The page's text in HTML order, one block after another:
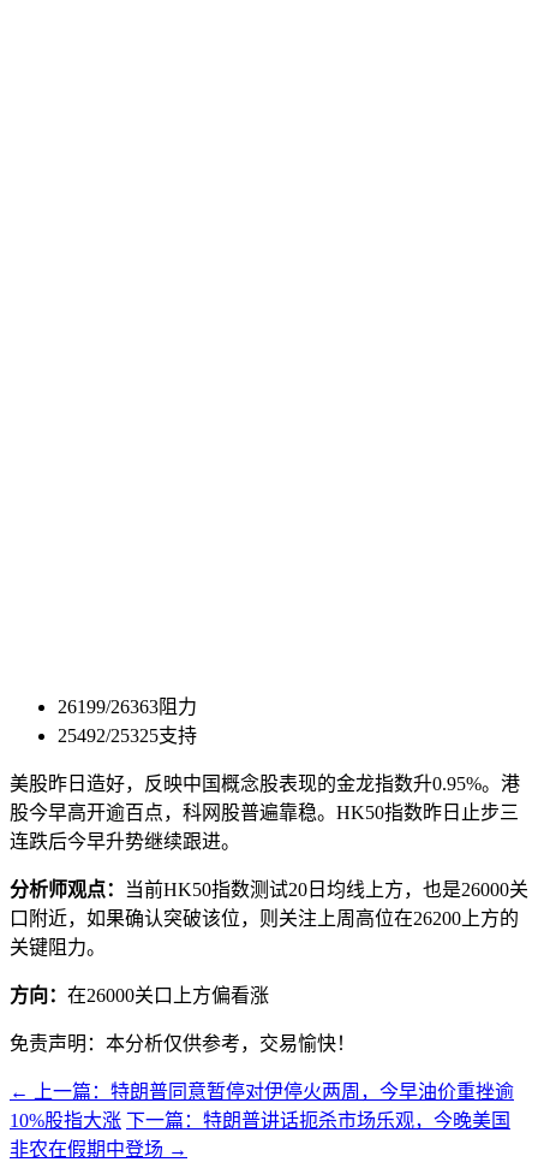
26199/26363阻力
25492/25325支持
美股昨日造好，反映中国概念股表现的金龙指数升0.95%。港
股今早高开逾百点，科网股普遍靠稳。HK50指数昨日止步三
连跌后今早升势继续跟进。
分析师观点：
当前HK50指数测试20日均线上方，也是26000关
口附近，如果确认突破该位，则关注上周高位在26200上方的
关键阻力。
方向： 在26000关口上方偏看涨
免责声明：本分析仅供参考，交易愉快！
← 上一篇：特朗普同意暂停对伊停火两周，今早油价重挫逾
10%股指大涨 下一篇：特朗普讲话扼杀市场乐观，今晚美国
非农在假期中登场 →